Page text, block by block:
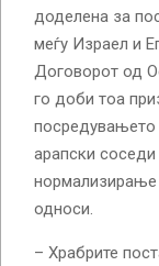
доделена за
меѓу Израел и
Договорот од
го доби тоа
посредувањето
арапски соседи
нормализирање
односи.
– Храбрите